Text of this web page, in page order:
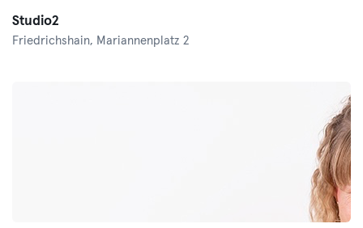
Studio2
Friedrichshain, Mariannenplatz 2